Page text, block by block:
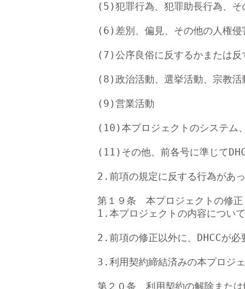
(5)犯罪行為、犯罪助長行為、そ
(6)差別、偏見、その他の人権侵
(7)公序良俗に反するかまたは反
(8)政治活動、選挙活動、宗教活
(9)営業活動
(10)本プロジェクトのシステム
(11)その他、前各号に準じて
2.前項の規定に反する行為があ
第１９条　本プロジェクトの修
1.本プロジェクトの内容につい
2.前項の修正以外に、DHCCが
3.利用契約締結済みの本プロジ
第２０条　利用契約の解除または